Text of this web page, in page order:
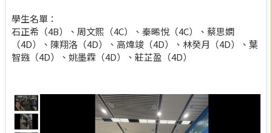
學生名單：
石正希（4B）、周文熙（4C）、秦晞悅（4C）、蔡思嫻
（4D）、陳翔洛（4D）、高煒竣（4D）、林癸月（4D）、葉
智鏹（4D）、姚墨霖（4D）、莊芷盈（4D）